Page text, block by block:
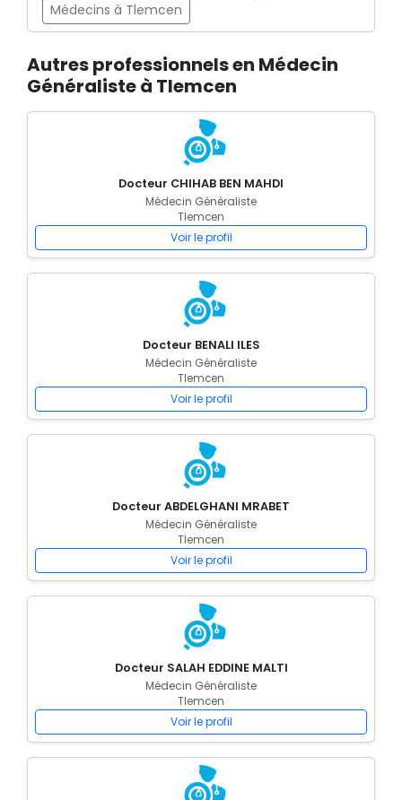
Médecins à Tlemcen
Autres professionnels en Médecin
Généraliste à Tlemcen
Docteur CHIHAB BEN MAHDI
Médecin Généraliste
Tlemcen
Voir le profil
Docteur BENALI ILES
Médecin Généraliste
Tlemcen
Voir le profil
Docteur ABDELGHANI MRABET
Médecin Généraliste
Tlemcen
Voir le profil
Docteur SALAH EDDINE MALTI
Médecin Généraliste
Tlemcen
Voir le profil